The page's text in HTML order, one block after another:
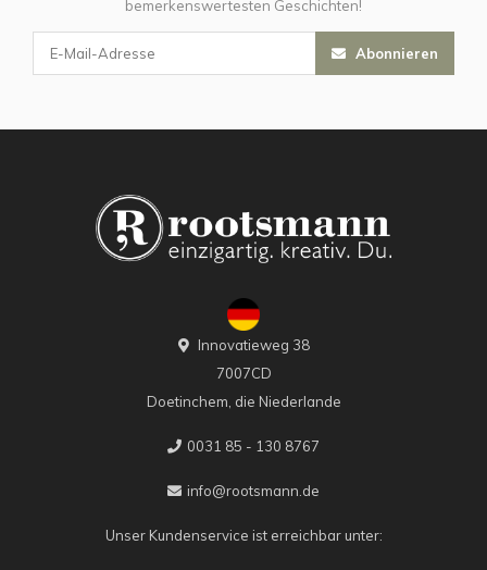
bemerkenswertesten Geschichten!
Abonnieren
Innovatieweg 38
7007CD
Doetinchem, die Niederlande
0031 85 - 130 8767
info@rootsmann.de
Unser Kundenservice ist erreichbar unter: